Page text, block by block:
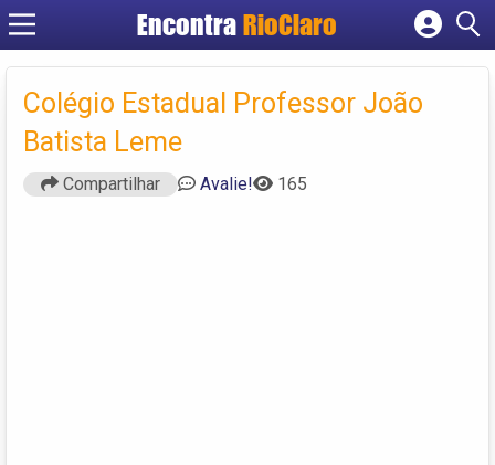
Encontra RioClaro
Cadastrar empresa
Fazer login
Criar conta
Colégio Estadual Professor João
Batista Leme
Compartilhar Avalie! 165